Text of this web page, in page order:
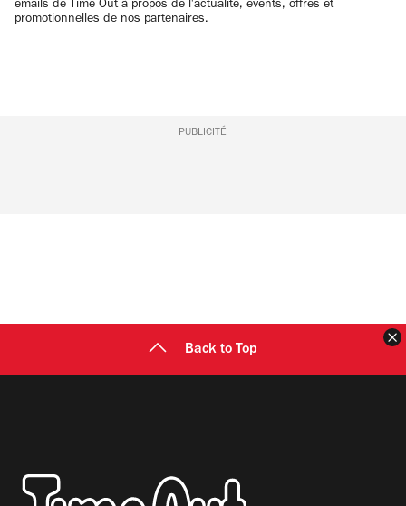
emails de Time Out à propos de l'actualité, évents, offres et
promotionnelles de nos partenaires.
PUBLICITÉ
Back to Top